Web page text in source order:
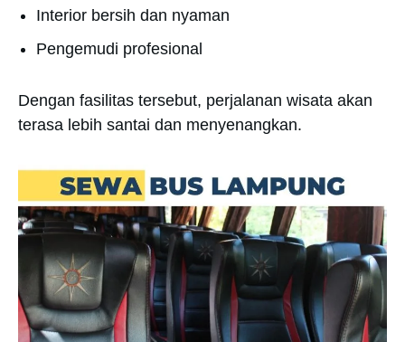
Interior bersih dan nyaman
Pengemudi profesional
Dengan fasilitas tersebut, perjalanan wisata akan
terasa lebih santai dan menyenangkan.